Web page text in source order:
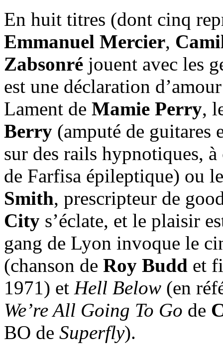
En huit titres (dont cinq
Emmanuel Mercier,
Zabsonré jouent avec les
est une déclaration
Lament de Mamie Perry,
Berry (amputé de guitares
sur des rails hypnotiques,
de Farfisa épileptique) ou
Smith, prescripteur de
City s’éclate, et le plaisir
gang de Lyon invoque le
(chanson de Roy Budd et
1971) et Hell Below (en
We’re All Going To Go de
BO de Superfly).